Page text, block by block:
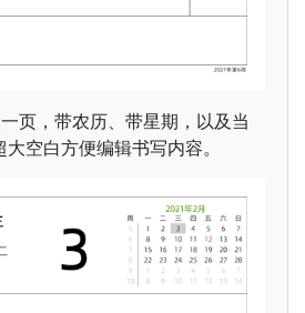
页，带农历、带星期，以及当
空白方便编辑书写内容。